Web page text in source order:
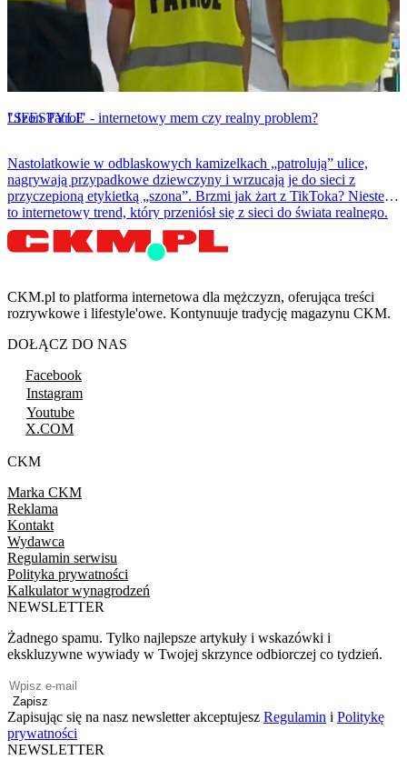
LIFESTYLE
"Szon Patrol" - internetowy mem czy realny problem?
Nastolatkowie w odblaskowych kamizelkach „patrolują” ulice,
nagrywają przypadkowe dziewczyny i wrzucają je do sieci z
przyczepioną etykietką „szona”. Brzmi jak żart z TikToka? Niestety
to internetowy trend, który przeniósł się z sieci do świata realnego.
CKM.pl to platforma internetowa dla mężczyzn, oferująca treści
rozrywkowe i lifestyle'owe. Kontynuuje tradycję magazynu CKM.
DOŁĄCZ DO NAS
Facebook
Instagram
Youtube
X.COM
CKM
Marka CKM
Reklama
Kontakt
Wydawca
Regulamin serwisu
Polityka prywatności
Kalkulator wynagrodzeń
NEWSLETTER
Żadnego spamu. Tylko najlepsze artykuły i wskazówki i
ekskluzywne wywiady w Twojej skrzynce odbiorczej co tydzień.
Zapisz
Zapisując się na nasz newsletter akceptujesz Regulamin i Politykę
prywatności
NEWSLETTER